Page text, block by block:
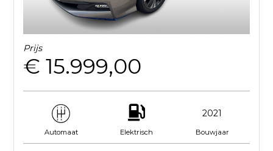
Prijs
€ 15.999,00
Automaat Elektrisch
2021
Bouwjaar